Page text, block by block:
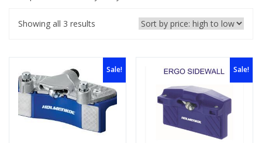
Showing all 3 results
Sale! Sale!